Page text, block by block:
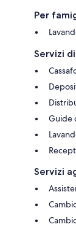
Per
Servizi
Guide
Servizi